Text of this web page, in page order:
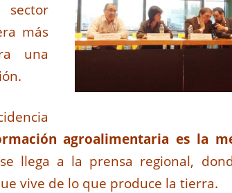
más
una
agroalimentaria es la
llega a la prensa regional,
vive de lo que produce la tierra.